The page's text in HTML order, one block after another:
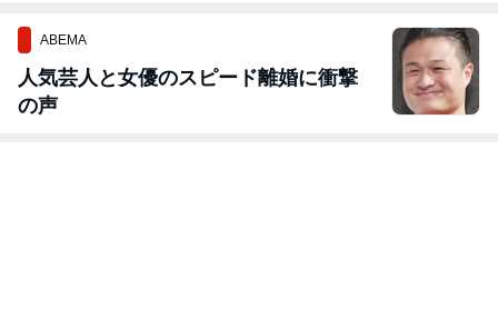
ABEMA
人気芸人と女優のスピード離婚に衝撃
の声